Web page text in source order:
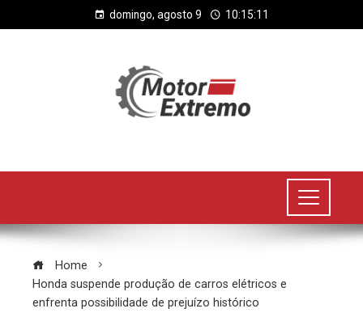
domingo, agosto 9 10:15:12
Home
Honda suspende produção de carros elétricos e
enfrenta possibilidade de prejuízo histórico